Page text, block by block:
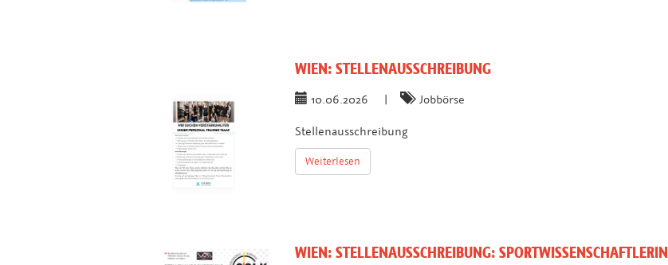
WIEN:STELLENAUSSCHREIBUNG
10.06.2026 | Jobbörse
Stellenausschreibung
Weiterlesen
WIEN:STELLENAUSSCHREIBUNG: SPORTWISSENSCHAFTLERIN